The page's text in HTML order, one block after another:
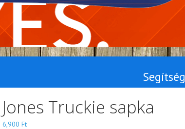
Segítség
Jones Truckie sapka
6,900Ft